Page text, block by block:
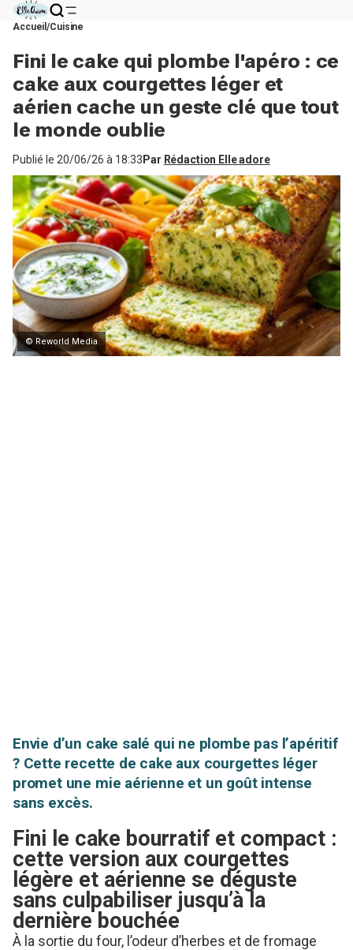
Accueil Cuisine
Fini le cake qui plombe l'apéro : ce
cake aux courgettes léger et
aérien cache un geste clé que tout
le monde oublie
Publié le 20/06/26 à 18:33 Par Rédaction Elle adore
© Reworld Media
Envie d’un cake salé qui ne plombe pas l’apéritif
? Cette recette de cake aux courgettes léger
promet une mie aérienne et un goût intense
sans excès.
Fini le cake bourratif et compact :
cette version aux courgettes
légère et aérienne se déguste
sans culpabiliser jusqu’à la
dernière bouchée
À la sortie du four, l’odeur d’herbes et de fromage